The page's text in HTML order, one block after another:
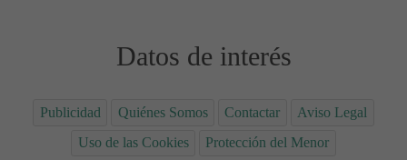
Datos de interés
Publicidad Quiénes Somos Contactar
Aviso Legal
Uso de las Cookies
Protección del Menor